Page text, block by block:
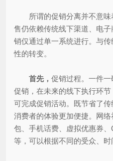
所谓的促销分离并不意味
售仍依赖传统线下渠道、电
销仅通过单一系统进行。与
性的转变。
首先， 促销过程。一件
促销，在未来的线下执行环
可完成促销活动。既节省了
消费者的体验更加便捷。网
包、手机话费、虚拟优惠券
等，可以根据不同的受众、时